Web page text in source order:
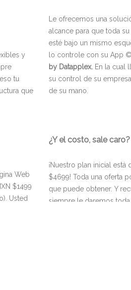
y
tu
que
Web
$1499
Usted
Le ofrecemos una
alcance para que toda
esté bajo un mismo
lo controle con su App ©
by Datapplex. En la cual
su control de su
de su mano.
¿Y el costo, sale caro?
¡Nuestro plan inicial está
$4699! Toda una oferta
que puede obtener. Y
siempre le daremos toda